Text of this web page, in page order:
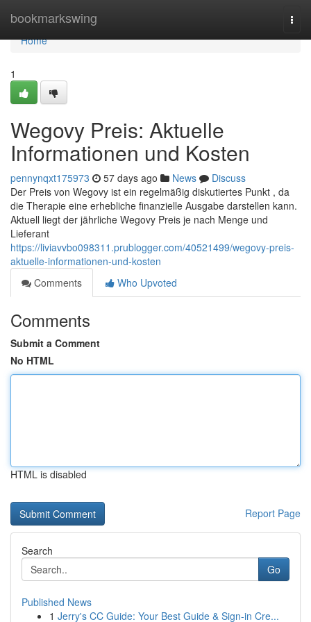
bookmarkswing
Home
Home
1
Wegovy Preis: Aktuelle
Informationen und Kosten
pennynqxt175973 57 days ago News
Discuss
Der Preis von Wegovy ist ein regelmäßig diskutiertes Punkt , da
die Therapie eine erhebliche finanzielle Ausgabe darstellen kann.
Aktuell liegt der jährliche Wegovy Preis je nach Menge und
Lieferant
https://liviavvbo098311.prublogger.com/40521499/wegovy-preis-
aktuelle-informationen-und-kosten
Comments
Who Upvoted
Comments
Submit a Comment
No HTML
HTML is disabled
Report Page
Search
Go
Published News
1 Jerry's CC Guide: Your Best Guide & Sign-in Cre...